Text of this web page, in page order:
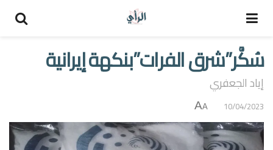
سُكَّر”شرق الفرات”بنكهة إيرانية
إياد الجعفري
10/04/2023
A
A